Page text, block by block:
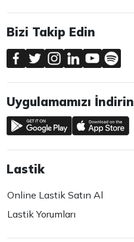
Bizi Takip Edin
Uygulamamızı İndirin
Lastik
Online Lastik Satın Al
Lastik Yorumları